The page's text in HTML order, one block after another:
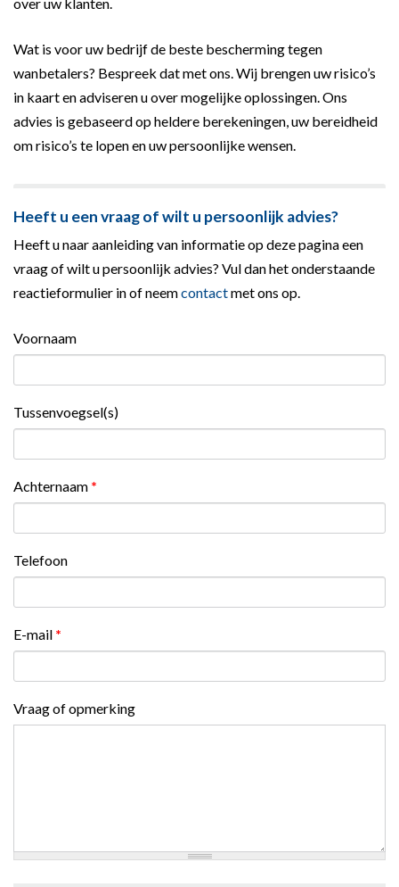
over uw klanten.
Wat is voor uw bedrijf de beste bescherming tegen
wanbetalers? Bespreek dat met ons. Wij brengen uw risico’s
in kaart en adviseren u over mogelijke oplossingen. Ons
advies is gebaseerd op heldere berekeningen, uw bereidheid
om risico’s te lopen en uw persoonlijke wensen.
Heeft u een vraag of wilt u persoonlijk advies?
Heeft u naar aanleiding van informatie op deze pagina een
vraag of wilt u persoonlijk advies? Vul dan het onderstaande
reactieformulier in of neemcontactmet ons op.
Voornaam
Tussenvoegsel(s)
Achternaam *
Telefoon
E-mail *
Vraag of opmerking